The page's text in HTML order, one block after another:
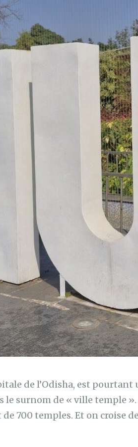
de l’Odisha, est pourtant
le surnom de « ville temple
700 temples. Et on croise